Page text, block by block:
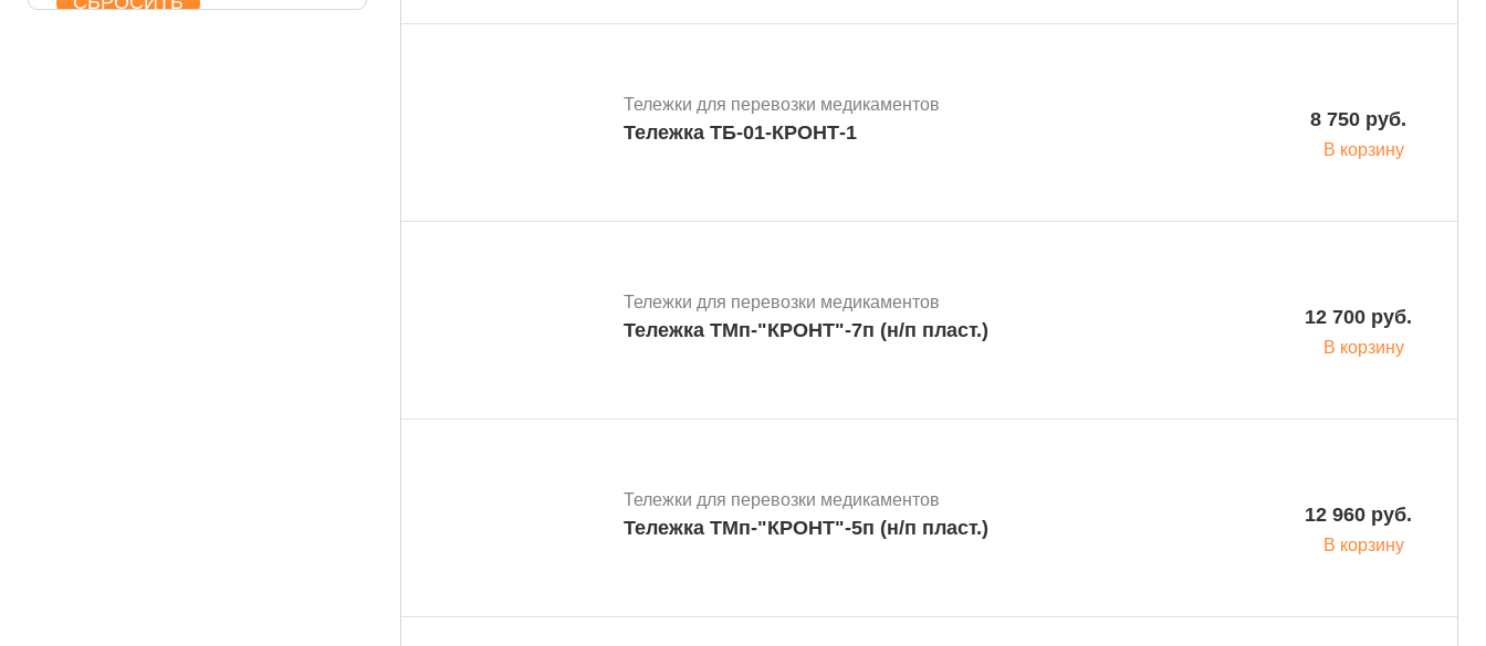
Тележки для перевозки медикаментов
Тележка ТБ-01-КРОНТ-1
8 750 руб.
В корзину
Тележки для перевозки медикаментов
Тележка ТМп-"КРОНТ"-7п (н/п пласт.)
12 700 руб.
В корзину
Тележки для перевозки медикаментов
Тележка ТМп-"КРОНТ"-5п (н/п пласт.)
12 960 руб.
В корзину